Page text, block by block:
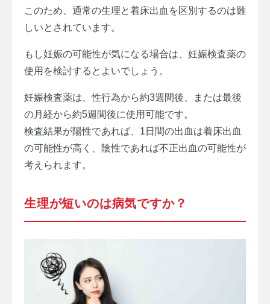
このため、通常の生理と着床出血を区別するのは難
しいとされています。
もし妊娠の可能性が気になる場合は、妊娠検査薬の
使用を検討するとよいでしょう。
妊娠検査薬は、性行為から約3週間後、または最後
の月経から約5週間後に使用可能です。
検査結果が陽性であれば、1日間の出血は着床出血
の可能性が高く、陰性であれば不正出血の可能性が
考えられます。
生理が短いのは病気ですか？